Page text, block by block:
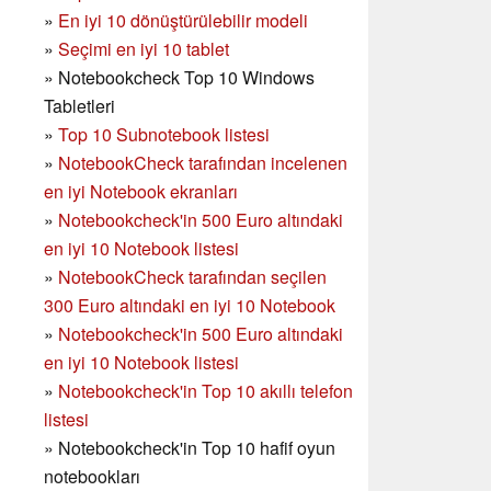
» En iyi 10 dönüştürülebilir modeli
» Seçimi en iyi 10 tablet
» Notebookcheck Top 10 Windows
Tabletleri
» Top 10 Subnotebook listesi
» NotebookCheck tarafından incelenen
en iyi Notebook ekranları
» Notebookcheck'in 500 Euro altındaki
en iyi 10 Notebook listesi
» NotebookCheck tarafından seçilen
300 Euro altındaki en iyi 10 Notebook
» Notebookcheck'in 500 Euro altındaki
en iyi 10 Notebook listesi
» Notebookcheck'in Top 10 akıllı telefon
listesi
» Notebookcheck'in Top 10 hafif oyun
notebookları